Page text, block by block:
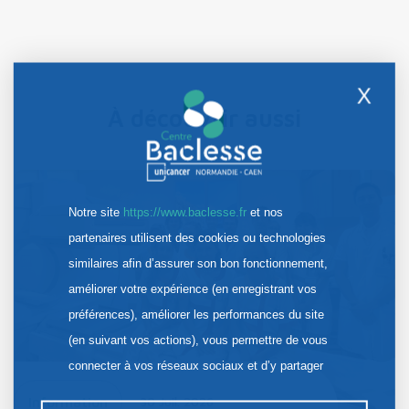
À découvrir aussi
Information 30 Juil. 2026
X
Notre site https://www.baclesse.fret nos
partenaires utilisent des cookies ou technologies
similaires afin d’assurer son bon fonctionnement,
améliorer votre expérience (en enregistrant vos
préférences), améliorer les performances du site
(en suivant vos actions), vous permettre de vous
connecter à vos réseaux sociaux et d’y partager